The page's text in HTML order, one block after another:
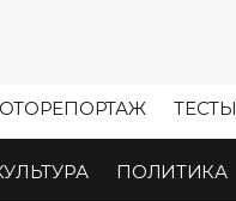
ТЕСТЫ
ПОЛИТИКА